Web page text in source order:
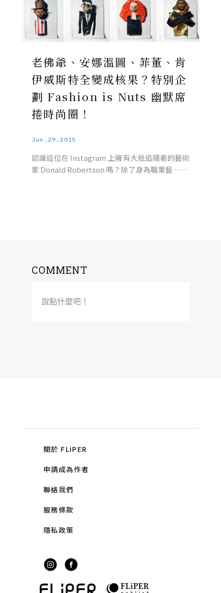
老佛爺、安娜溫圖、菲董、肯
伊威斯特全變成核果？特別企
劃 Fashion is Nuts 幽默席
捲時尚圈！
Jun.29.2015
認識這位在 Instagram 上擁有大批追隨者的藝術
家 Donald Robertson 嗎？除了身為職業藝 ……
COMMENT
說點什麼吧！
關於 FLiPER
申請成為作者
聯絡我們
服務條款
隱私政策